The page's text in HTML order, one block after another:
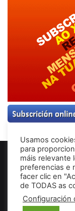
© Copyright
Usamos
para
máis relevante
preferencias e
facer clic en
de TODAS as
Configuración